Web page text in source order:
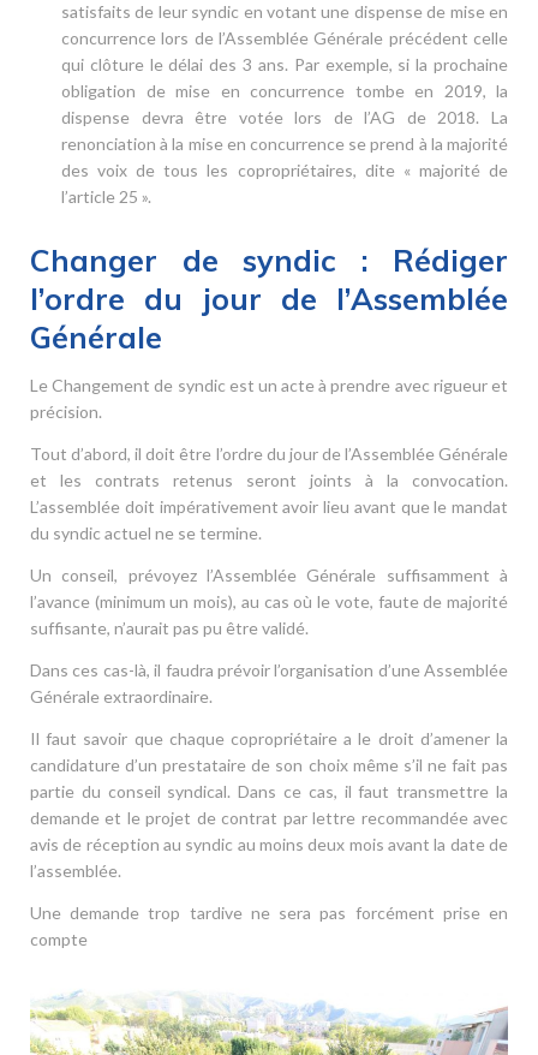
satisfaits de leur syndic en votant une dispense de mise en
concurrence lors de l’Assemblée Générale précédent celle
qui clôture le délai des 3 ans. Par exemple, si la prochaine
obligation de mise en concurrence tombe en 2019, la
dispense devra être votée lors de l’AG de 2018. La
renonciation à la mise en concurrence se prend à la majorité
des voix de tous les copropriétaires, dite « majorité de
l’article 25 ».
Changer de syndic : Rédiger
l’ordre du jour de l’Assemblée
Générale
Le Changement de syndic est un acte à prendre avec rigueur et
précision.
Tout d’abord, il doit être l’ordre du jour de l’Assemblée Générale
et les contrats retenus seront joints à la convocation.
L’assemblée doit impérativement avoir lieu avant que le mandat
du syndic actuel ne se termine.
Un conseil, prévoyez l’Assemblée Générale suffisamment à
l’avance (minimum un mois), au cas où le vote, faute de majorité
suffisante, n’aurait pas pu être validé.
Dans ces cas-là, il faudra prévoir l’organisation d’une Assemblée
Générale extraordinaire.
Il faut savoir que chaque copropriétaire a le droit d’amener la
candidature d’un prestataire de son choix même s’il ne fait pas
partie du conseil syndical. Dans ce cas, il faut transmettre la
demande et le projet de contrat par lettre recommandée avec
avis de réception au syndic au moins deux mois avant la date de
l’assemblée.
Une demande trop tardive ne sera pas forcément prise en
compte